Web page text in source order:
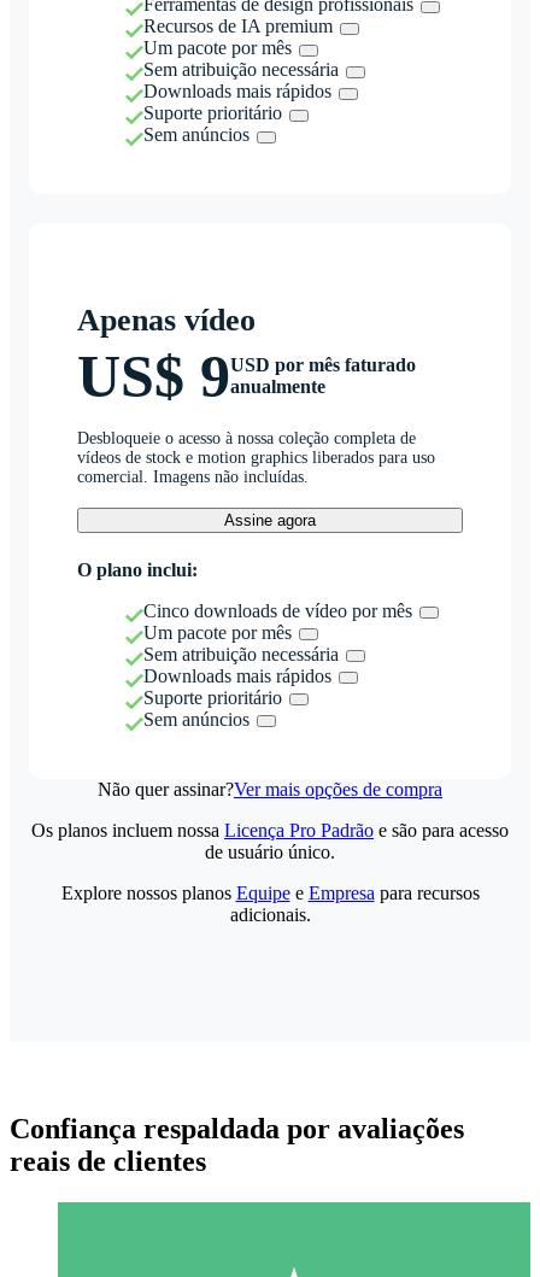
Ferramentas de design profissionais
Recursos de IA premium
Um pacote por mês
Sem atribuição necessária
Downloads mais rápidos
Suporte prioritário
Sem anúncios
Apenas vídeo
US$ 9USD por mês faturado
anualmente
Desbloqueie o acesso à nossa coleção completa de
vídeos de stock e motion graphics liberados para uso
comercial. Imagens não incluídas.
Assine agora
O plano inclui:
Cinco downloads de vídeo por mês
Um pacote por mês
Sem atribuição necessária
Downloads mais rápidos
Suporte prioritário
Sem anúncios
Não quer assinar?Ver mais opções de compra
Os planos incluem nossa Licença Pro Padrão e são para acesso
de usuário único.
Explore nossos planos Equipee Empresa para recursos
adicionais.
Confiança respaldada por avaliações
reais de clientes